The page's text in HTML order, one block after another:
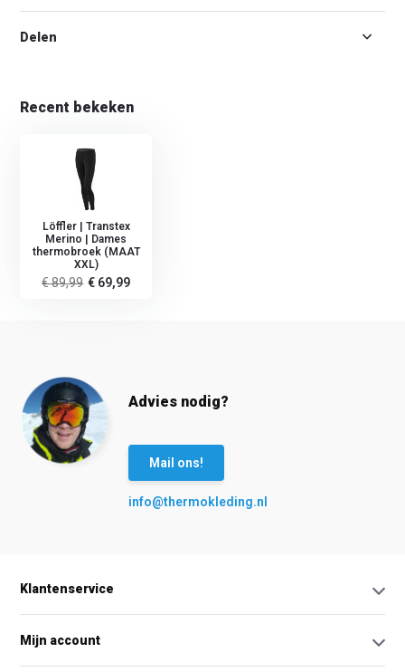
Delen
Recent bekeken
Löffler | Transtex
Merino | Dames
thermobroek (MAAT
XXL)
€ 89,99 € 69,99
Advies nodig?
Mail ons!
info@thermokleding.nl
Klantenservice
Mijn account